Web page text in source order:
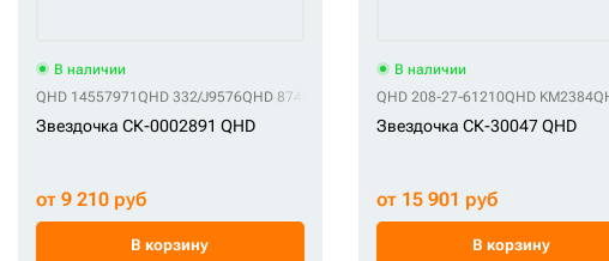
В наличии
QHD 14557971QHD 332/J9576QHD 87486963 QHD 87727512QHD SI1162QHD
Звездочка СК-0002891 QHD
от 9 210 руб
В корзину
В наличии
QHD 208-27-61210QHD KM2384
Звездочка СК-30047 QHD
от 15 901 руб
В корзину